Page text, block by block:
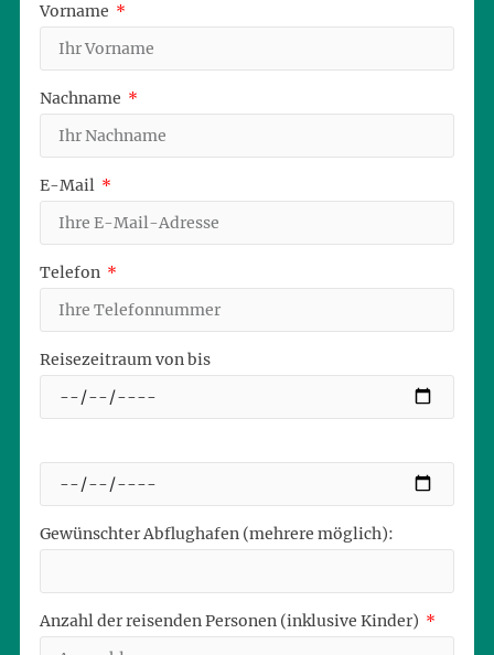
Vorname
Nachname
E-Mail
Telefon
Reisezeitraum von bis
Gewünschter Abflughafen (mehrere möglich):
Anzahl der reisenden Personen (inklusive Kinder)